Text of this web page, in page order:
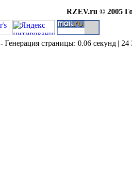
RZEV.ru © 2005
- Генерация страницы: 0.06 секунд |